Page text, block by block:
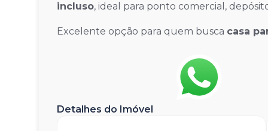
incluso, ideal para ponto comercial,
Excelente opção para quem busca casa
Detalhes do Imóvel